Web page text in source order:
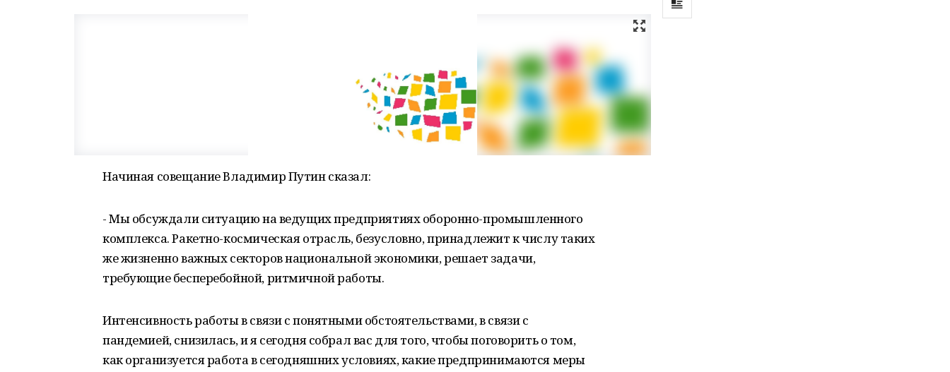
Начиная совещание Владимир Путин сказал:
- Мы обсуждали ситуацию на ведущих предприятиях оборонно-промышленного
комплекса. Ракетно-космическая отрасль, безусловно, принадлежит к числу таких
же жизненно важных секторов национальной экономики, решает задачи,
требующие бесперебойной, ритмичной работы.
Интенсивность работы в связи с понятными обстоятельствами, в связи с
пандемией, снизилась, и я сегодня собрал вас для того, чтобы поговорить о том,
как организуется работа в сегодняшних условиях, какие предпринимаются меры